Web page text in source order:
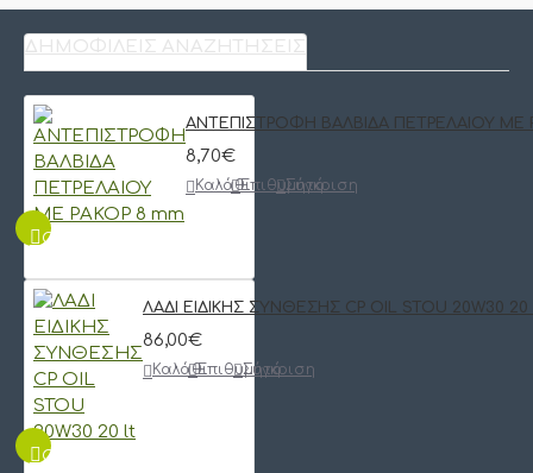
ΔΗΜΟΦΙΛΕΊΣ ΑΝΑΖΗΤΉΣΕΙΣ
QUICKVIEW
ΑΝΤΕΠΙΣΤΡΟΦΗ ΒΑΛΒΙΔΑ ΠΕΤΡΕΛΑΙΟΥ ΜΕ
8,70€
ΚαλάθιΕπιθυμητό
Σύγκριση
QUICKVIEW
ΛΑΔΙ ΕΙΔΙΚΗΣ ΣΥΝΘΕΣΗΣ CP OIL STOU 20W30
86,00€
ΚαλάθιΕπιθυμητό
Σύγκριση